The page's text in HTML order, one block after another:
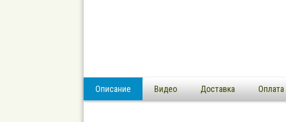
Описание Видео Доставка Оплата